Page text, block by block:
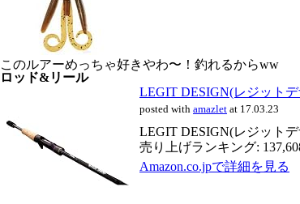
このルアーめっちゃ好きやわ〜！釣れるからww
ロッド&リール
LEGIT DESIGN(レジット
posted with amazlet at 17.03.23
LEGIT DESIGN(レジット
売り上げランキング:
Amazon.co.jpで詳細を見る